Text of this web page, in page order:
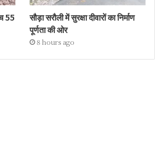
55
सौड़ा सरौली में सुरक्षा दीवारों का निर्माण
पूर्णता की ओर
8 hours ago